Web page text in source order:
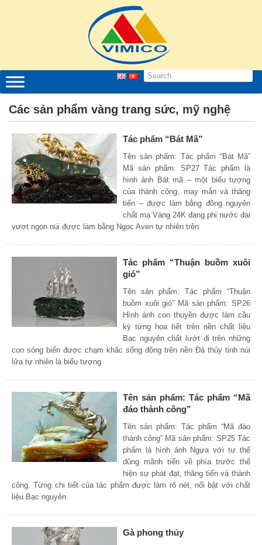
Các sản phẩm vàng trang sức, mỹ nghệ
Tác phẩm “Bát Mã”
Tên sản phẩm: Tác phẩm “Bát Mã”
Mã sản phẩm: SP27 Tác phẩm là
hình ảnh Bát mã – một biểu tượng
của thành công, may mắn và thăng
tiến – được làm bằng đồng nguyên
chất mạ Vàng 24K đang phi nước đại
vượt ngọn núi được làm bằng Ngọc Aven tự nhiên trên
Tác phẩm “Thuận buồm xuôi
gió”
Tên sản phẩm: Tác phẩm “Thuận
buồm xuôi gió” Mã sản phẩm: SP26
Hình ảnh con thuyền được làm cầu
kỳ từng họa tiết trên nền chất liệu
Bạc nguyên chất lướt đi trên những
con sóng biển được chạm khăc sống động trên nền Đá thủy tinh núi
lửa tự nhiên là biểu tượng
Tên sản phẩm: Tác phẩm “Mã
đáo thành công”
Tên sản phẩm: Tác phẩm “Mã đáo
thành công” Mã sản phẩm: SP25 Tác
phẩm là hình ảnh Ngựa với tư thế
dũng mãnh tiến về phía trước thể
hiện sự phát đạt, thăng tiến và thành
công. Từng chi tiết của tác phẩm được làm rõ nét, nổi bật với chất
liệu Bạc nguyên
Gà phong thủy